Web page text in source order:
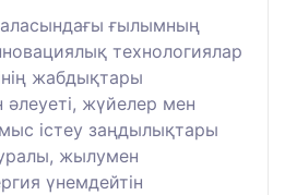
ғылымның
технологиялар
жабдықтары
жүйелер мен
істеу заңдылықтары
жылумен
үнемдейтін